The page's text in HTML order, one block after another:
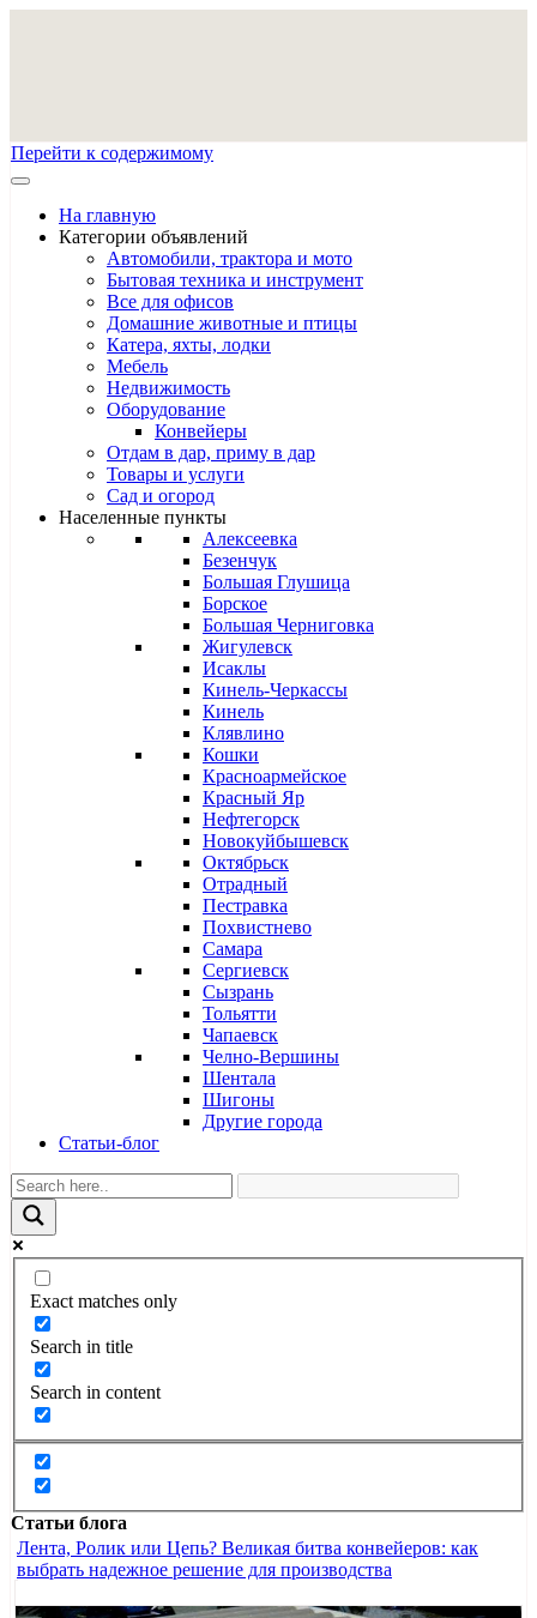
Перейти к содержимому
На главную
Категории объявлений
Автомобили, трактора и мото
Бытовая техника и инструмент
Все для офисов
Домашние животные и птицы
Катера, яхты, лодки
Мебель
Недвижимость
Оборудование
Конвейеры
Отдам в дар, приму в дар
Товары и услуги
Сад и огород
Населенные пункты
Алексеевка
Безенчук
Большая Глушица
Борское
Большая Черниговка
Жигулевск
Исаклы
Кинель-Черкассы
Кинель
Клявлино
Кошки
Красноармейское
Красный Яр
Нефтегорск
Новокуйбышевск
Октябрьск
Отрадный
Пестравка
Похвистнево
Самара
Сергиевск
Сызрань
Тольятти
Чапаевск
Челно-Вершины
Шентала
Шигоны
Другие города
Статьи-блог
Exact matches only
Search in title
Search in content
Статьи блога
Лента, Ролик или Цепь? Великая битва конвейеров: как
выбрать надежное решение для производства